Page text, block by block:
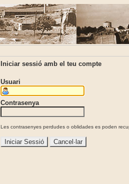
Iniciar sessió amb el teu compte
Usuari
Contrasenya
Les contrasenyes perdudes o oblidades es poden